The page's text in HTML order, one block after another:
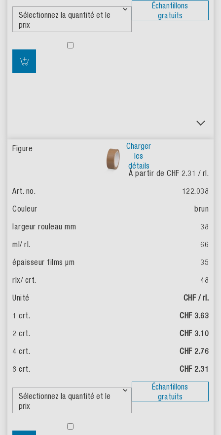
Échantillons
gratuits
Charger
les
détails
À partir de CHF 2.31 / rl.
122.038
brun
38
66
35
48
CHF / rl.
CHF 3.63
CHF 3.10
CHF 2.76
CHF 2.31
Échantillons
gratuits